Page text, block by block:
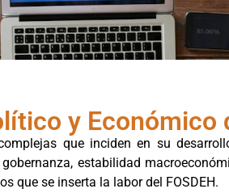
y Económico
que inciden en su
estabilidad
que se inserta la labor del FOSDEH.